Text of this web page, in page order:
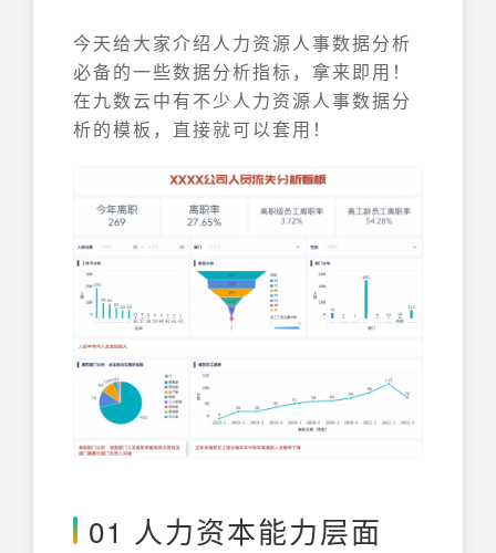
今天给大家介绍人力资源人事数据分析
必备的一些数据分析指标，拿来即用！
在九数云中有不少人力资源人事数据分
析的模板，直接就可以套用！
01 人力资本能力层面